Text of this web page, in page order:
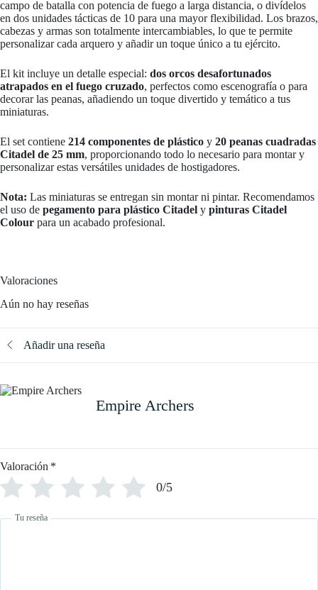
campo de batalla con potencia de fuego a larga distancia, o divídelos
en dos unidades tácticas de 10 para una mayor flexibilidad. Los brazos,
cabezas y armas son totalmente intercambiables, lo que te permite
personalizar cada arquero y añadir un toque único a tu ejército.
El kit incluye un detalle especial: dos orcos desafortunados
atrapados en el fuego cruzado, perfectos como escenografía o para
decorar las peanas, añadiendo un toque divertido y temático a tus
miniaturas.
El set contiene 214 componentes de plástico y 20 peanas cuadradas
Citadel de 25 mm, proporcionando todo lo necesario para montar y
personalizar estas versátiles unidades de hostigadores.
Nota: Las miniaturas se entregan sin montar ni pintar. Recomendamos
el uso de pegamento para plástico Citadel y pinturas Citadel
Colour para un acabado profesional.
Valoraciones
Aún no hay reseñas
Añadir una reseña
Empire Archers
Valoración *
0/5
Tu reseña